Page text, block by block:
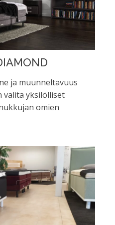
ja muunneltavuus
valita yksilölliset
omien